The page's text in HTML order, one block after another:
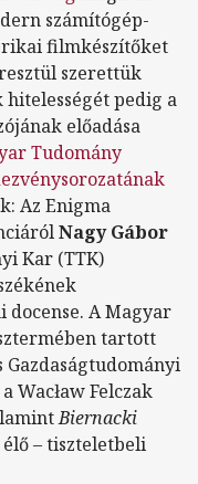
számítógép-
filmkészítőket
szerettük
pedig a
előadása
Tudomány
Az Enigma
Nagy Gábor
Kar (TTK)
A Magyar
tartott
Gazdaságtudományi
Wacław Felczak
Biernacki
élő – tiszteletbeli